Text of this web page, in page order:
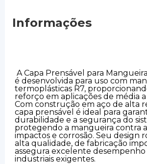
Informações
A Capa Prensável para
é desenvolvida para uso com
termoplásticas R7,
reforço em aplicações de média a
Com construção em aço de alta
capa prensável é ideal para
durabilidade e a segurança do
protegendo a mangueira contra
impactos e corrosão. Seu design
alta qualidade, de fabricação
assegura excelente
industriais exigentes.